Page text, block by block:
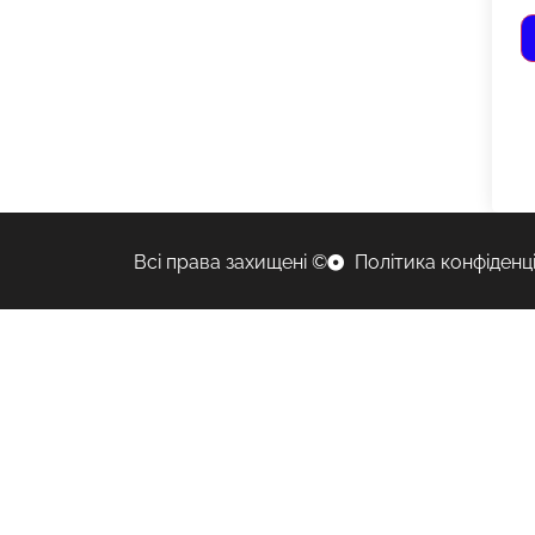
Всі права захищені © Політика